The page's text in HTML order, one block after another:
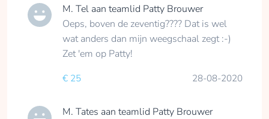
M. Tel aan teamlid Patty Brouwer
Oeps, boven de zeventig???? Dat is wel
wat anders dan mijn weegschaal zegt :-)
Zet 'em op Patty!
€ 25 28-08-2020
M. Tates aan teamlid Patty Brouwer